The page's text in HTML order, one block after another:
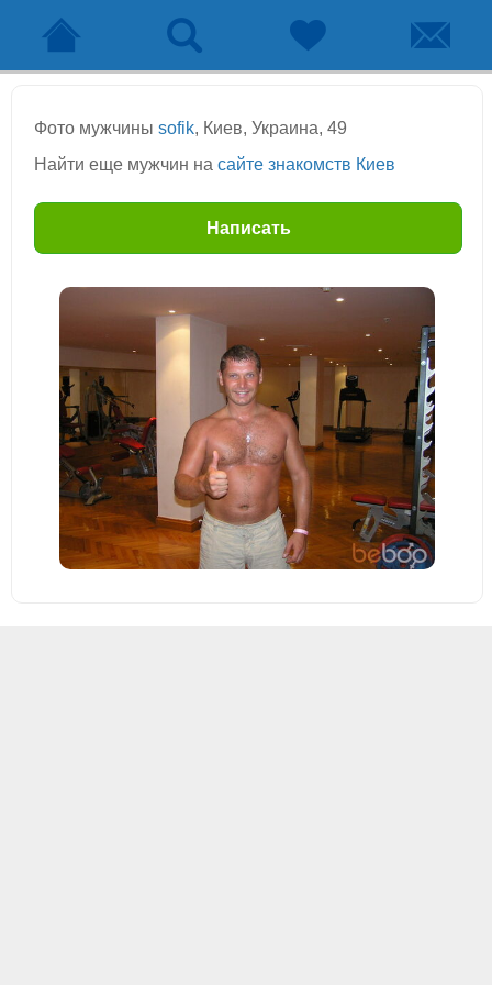
Фото мужчины sofik, Киев, Украина, 49
Найти еще мужчин на сайте знакомств Киев
Написать